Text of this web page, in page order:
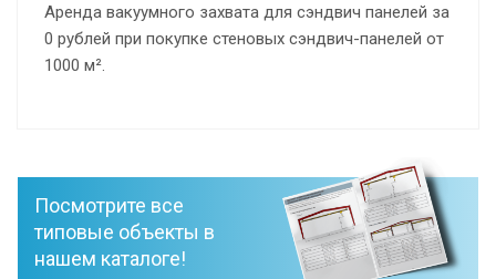
Аренда вакуумного захвата для сэндвич панелей за
0 рублей при покупке стеновых сэндвич-панелей от
1000 м².
Посмотрите все
типовые объекты в
нашем каталоге!